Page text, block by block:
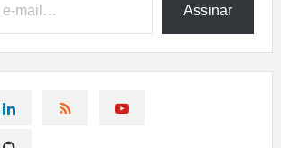
Assinar
CONNECT CONNECT